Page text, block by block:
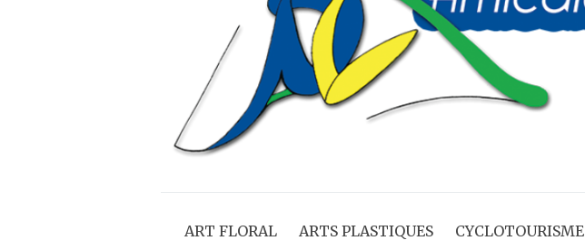
ART FLORAL ARTS PLASTIQUES CYCLOTOURISME